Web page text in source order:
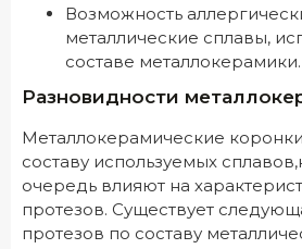
Возможность
металлические сплавы,
составе металлокерамики.
Разновидности
Металлокерамические
составу используемых
очередь влияют на
протезов. Существует
протезов по составу